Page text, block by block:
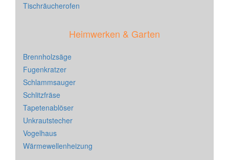
Tischräucherofen
Heimwerken & Garten
Brennholzsäge
Fugenkratzer
Schlammsauger
Schlitzfräse
Tapetenablöser
Unkrautstecher
Vogelhaus
Wärmewellenheizung